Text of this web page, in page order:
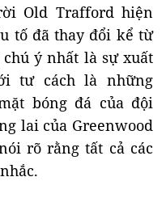
Old Trafford hiện
tố đã thay đổi kể từ
ý nhất là sự xuất
tư cách là những
bóng đá của đội
lai của Greenwood
rõ rằng tất cả các